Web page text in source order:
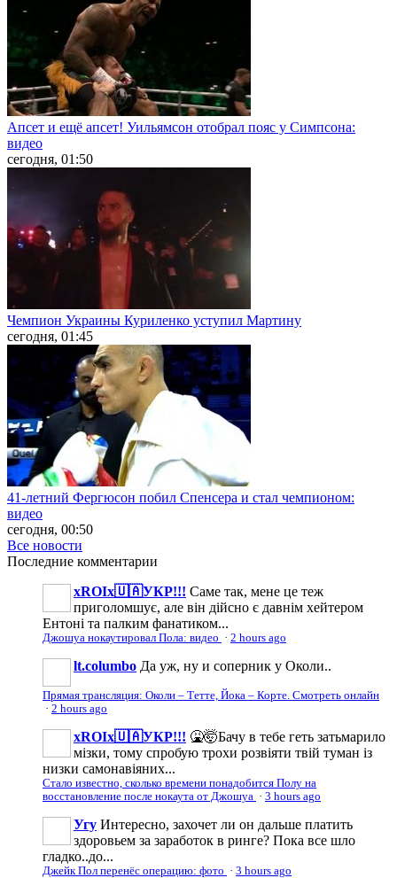
Апсет и ещё апсет! Уильямсон отобрал пояс у Симпсона:
видео
сегодня, 01:50
Чемпион Украины Куриленко уступил Мартину
сегодня, 01:45
41-летний Фергюсон побил Спенсера и стал чемпионом:
видео
сегодня, 00:50
Все новости
Последние комментарии
xROIx🇺🇦УКР!!! Саме так, мене це теж
приголомшує, але він дійсно є давнім хейтером
Ентоні та палким фанатиком...
Джошуа нокаутировал Пола: видео · 2 hours ago
lt.columbo Да уж, ну и соперник у Околи..
Прямая трансляция: Околи – Тетте, Йока – Корте. Смотреть онлайн
· 2 hours ago
xROIx🇺🇦УКР!!! 🤮🤯Бачу в тебе геть затьмарило
мізки, тому спробую трохи розвіяти твій туман із
низки самонавіяних...
Стало известно, сколько времени понадобится Полу на
восстановление после нокаута от Джошуа · 3 hours ago
Угу Интересно, захочет ли он дальше платить
здоровьем за заработок в ринге? Пока все шло
гладко..до...
Джейк Пол перенёс операцию: фото · 3 hours ago